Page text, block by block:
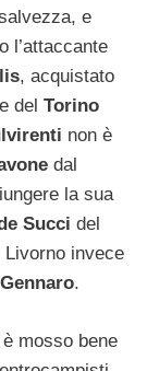
e
l’attaccante
, acquistato
del Torino
non è
dal
la sua
Succi del
Livorno invece
.
mosso bene